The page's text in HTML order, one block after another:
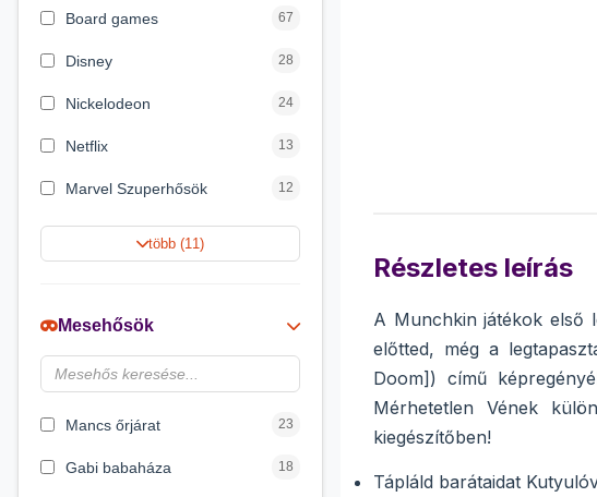
Board games 67
Disney 28
Nickelodeon 24
Netflix 13
Marvel Szuperhősök 12
Rubik bűvös kocka 10
Noris
Disney hercegnők 6
több (11)
Mesehősök
Mancs őrjárat 23
Gabi babaháza 18
Részletes leírás
A Munchkin játékok első
előtted, még a
Doom] ) című
Mérhetetlen Vének
kiegészítőben!
Tápláld barátaidat